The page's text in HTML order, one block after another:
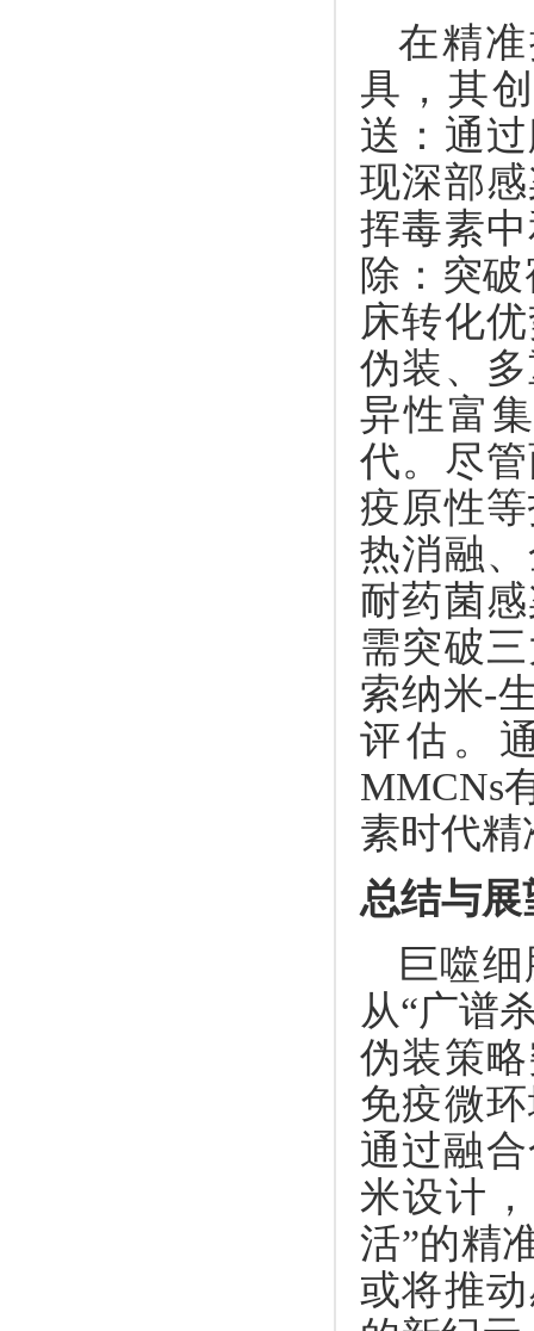
在精
具，其
送：通
现深部
挥毒素
除：突
床转化
伪装、
异性富
代。尽
疫原性
热消融
耐药菌
需突破
索纳米-
评估。
MMCNs
素时代
总结与展
巨噬
从“广谱
伪装策
免疫微
通过融
米设计
活”的精
或将推